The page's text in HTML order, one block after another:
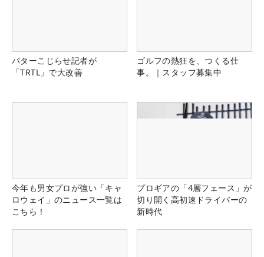
パターこじらせ記者が
「TRTL」で大改善
ゴルフの熱狂を、つくる仕
事。｜スタッフ募集中
今年も男女プロが強い「キャ
ロウェイ」のニュース一覧は
こちら！
プロギアの「4層フェース」が
切り開く高初速ドライバーの
新時代